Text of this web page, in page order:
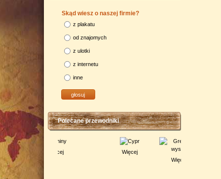
Skąd wiesz o naszej firmie?
z plakatu
od znajomych
z ulotki
z internetu
inne
Polecane przewodniki
Więcej